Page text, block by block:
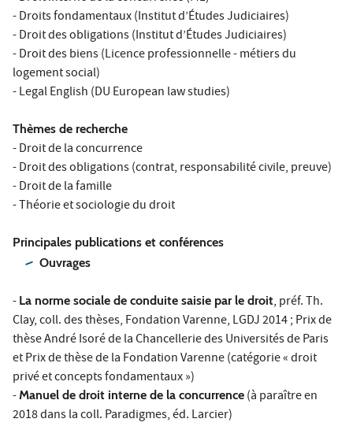
- Droits fondamentaux (Institut d’Études Judiciaires)
- Droit des obligations (Institut d’Études Judiciaires)
- Droit des biens (Licence professionnelle - métiers du
logement social)
- Legal English (DU European law studies)
Thèmes de recherche
- Droit de la concurrence
- Droit des obligations (contrat, responsabilité civile, preuve)
- Droit de la famille
- Théorie et sociologie du droit
Principales publications et conférences
Ouvrages
- La norme sociale de conduite saisie par le droit, préf. Th.
Clay, coll. des thèses, Fondation Varenne, LGDJ 2014 ; Prix de
thèse André Isoré de la Chancellerie des Universités de Paris
et Prix de thèse de la Fondation Varenne (catégorie « droit
privé et concepts fondamentaux »)
- Manuel de droit interne de la concurrence (à paraître en
2018 dans la coll. Paradigmes, éd. Larcier)